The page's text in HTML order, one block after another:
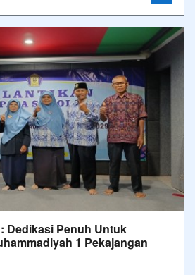
Dedikasi Penuh Untuk
1 Pekajangan